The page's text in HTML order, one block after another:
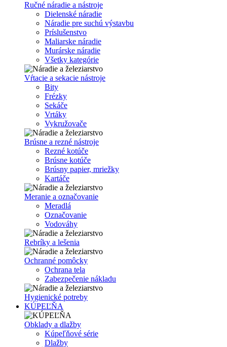
Ručné náradie a nástroje
Dielenské náradie
Náradie pre suchú výstavbu
Príslušenstvo
Maliarske náradie
Murárske náradie
Všetky kategórie
Vŕtacie a sekacie nástroje
Bity
Frézky
Sekáče
Vrtáky
Vykružovače
Brúsne a rezné nástroje
Rezné kotúče
Brúsne kotúče
Brúsny papier, mriežky
Kartáče
Meranie a označovanie
Meradlá
Označovanie
Vodováhy
Rebríky a lešenia
Ochranné pomôcky
Ochrana tela
Zabezpečenie nákladu
Hygienické potreby
KÚPEĽŇA
Obklady a dlažby
Kúpeľňové série
Dlažby